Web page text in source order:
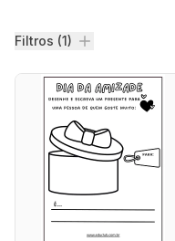
Filtros
Filtros (1)